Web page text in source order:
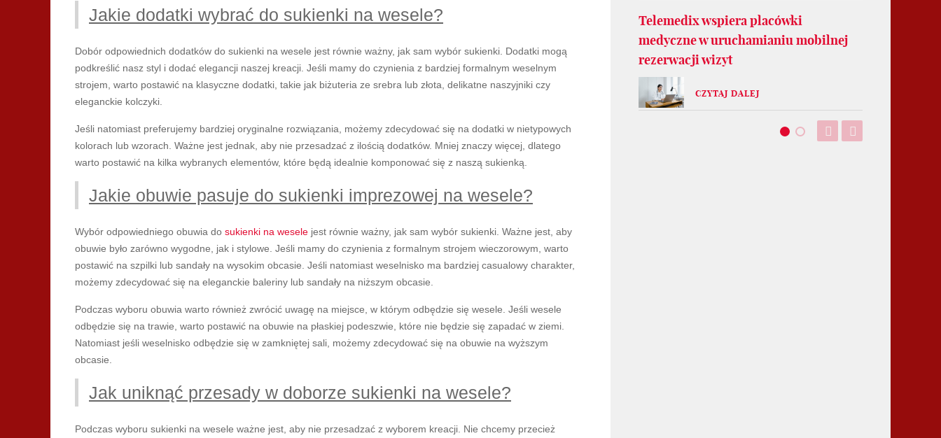
Jakie dodatki wybrać do sukienki na wesele?
Dobór odpowiednich dodatków do sukienki na wesele jest równie ważny, jak sam wybór sukienki. Dodatki mogą
podkreślić nasz styl i dodać elegancji naszej kreacji. Jeśli mamy do czynienia z bardziej formalnym weselnym
strojem, warto postawić na klasyczne dodatki, takie jak biżuteria ze srebra lub złota, delikatne naszyjniki czy
eleganckie kolczyki.
Jeśli natomiast preferujemy bardziej oryginalne rozwiązania, możemy zdecydować się na dodatki w nietypowych
kolorach lub wzorach. Ważne jest jednak, aby nie przesadzać z ilością dodatków. Mniej znaczy więcej, dlatego
warto postawić na kilka wybranych elementów, które będą idealnie komponować się z naszą sukienką.
Jakie obuwie pasuje do sukienki imprezowej na wesele?
Wybór odpowiedniego obuwia do sukienki na wesele jest równie ważny, jak sam wybór sukienki. Ważne jest, aby
obuwie było zarówno wygodne, jak i stylowe. Jeśli mamy do czynienia z formalnym strojem wieczorowym, warto
postawić na szpilki lub sandały na wysokim obcasie. Jeśli natomiast weselnisko ma bardziej casualowy charakter,
możemy zdecydować się na eleganckie baleriny lub sandały na niższym obcasie.
Podczas wyboru obuwia warto również zwrócić uwagę na miejsce, w którym odbędzie się wesele. Jeśli wesele
odbędzie się na trawie, warto postawić na obuwie na płaskiej podeszwie, które nie będzie się zapadać w ziemi.
Natomiast jeśli weselnisko odbędzie się w zamkniętej sali, możemy zdecydować się na obuwie na wyższym
obcasie.
Jak uniknąć przesady w doborze sukienki na wesele?
Podczas wyboru sukienki na wesele ważne jest, aby nie przesadzać z wyborem kreacji. Nie chcemy przecież
Telemedix wspiera placówki
medyczne w uruchamianiu mobilnej
rezerwacji wizyt
CZYTAJ DALEJ